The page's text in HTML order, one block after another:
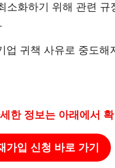
화하기 위해 관련
업 귀책 사유로 중도해
한 정보는 아래에서
가입 신청 바로 가기